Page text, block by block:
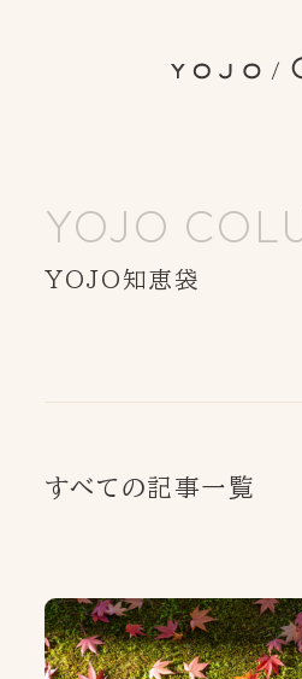
YOJO知
NEWS
お知らせ
YOJO
YOJO知恵袋
すべての記事一覧